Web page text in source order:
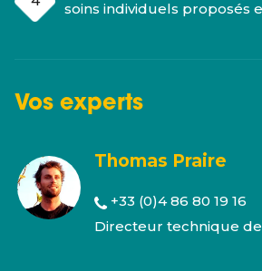
soins individuels proposés
Vos experts
Thomas Praire
+33 (0)4 86 80 19 16
Directeur technique